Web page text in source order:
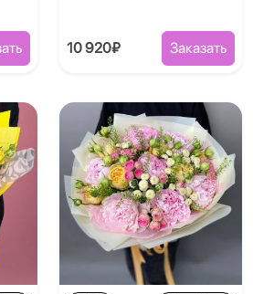
10 920₽ Заказать